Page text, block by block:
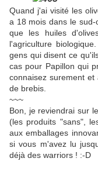
Quand j'ai visité les
a 18 mois dans le
que les huiles
l'agriculture
gens qui disent ce
cas pour Papillon qui
connaisez surement
de brebis.
~~~
Bon, je reviendrai sur
(les produits "sans",
aux emballages
si vous m'avez lu
déjà des warriors ! :-D